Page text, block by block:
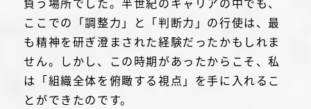
ここでの「調整力」と「判断力」の行使は、最
も精神を研ぎ澄まされた経験だったかもしれま
せん。しかし、この時期があったからこそ、私
は「組織全体を俯瞰する視点」を手に入れるこ
とができたのです。